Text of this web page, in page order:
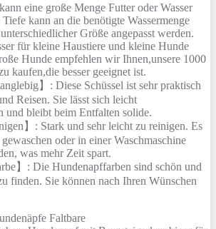
eine große Menge Futter oder Wasser
kann an die benötigte Wassermenge
Größe angepasst werden.
für kleine Haustiere und kleine Hunde
Hunde empfehlen wir Ihnen,unsere 1000
kaufen,die besser geeignet ist.
】: Diese Schüssel ist sehr praktisch
Reisen. Sie lässt sich leicht
und bleibt beim Entfalten solide.
】: Stark und sehr leicht zu reinigen. Es
oder in einer Waschmaschine
was mehr Zeit spart.
】: Die Hundenapffarben sind schön und
finden. Sie können nach Ihren Wünschen